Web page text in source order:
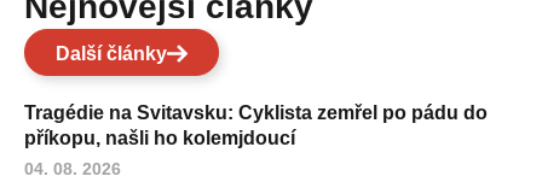
Další články
Tragédie na Svitavsku: Cyklista zemřel po pádu do
příkopu, našli ho kolemjdoucí
04. 08. 2026